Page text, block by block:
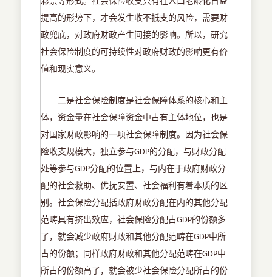
提高的形势下，才会发生收不抵支的风险，需要财
政兜底，对政府财政产生间接的影响。所以，研究
社会保险制度的可持续性对政府财政的影响更有价
值和现实意义。
二是社会保险制度是社会保障体系的核心和主
体，资金量在社会保障资金中占有主体地位，也是
对国家财政影响的一项社会保障制度。因为社会保
险收支规模大，独立参与GDP的分配，与财政分配
处等参与GDP分配的位置上，与内在于政府财政分
配的社会救助、优抚安置、社会福利有着本质的区
别。社会保险分配括政府财政分配在内的其他分配
范畴具有挤出效应，社会保险分配占GDP的份额多
了，就会减少政府财政和其他分配范畴在GDP中所
占的份额；同样政府财政和其他分配范畴在GDP中
所占的份额高了，就会被少社会保险分配所占的份